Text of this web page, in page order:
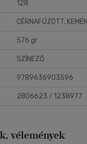
128
CÉRNAFŰZÖTT,
576 gr
SZÍNEZŐ
9789636903596
2806623 / 1238977
vélemények